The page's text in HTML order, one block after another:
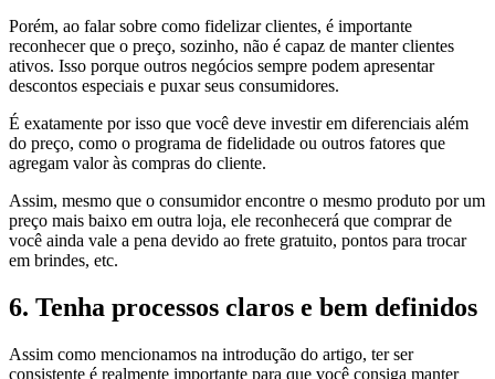
Porém, ao falar sobre como fidelizar clientes, é importante
reconhecer que o preço, sozinho, não é capaz de manter clientes
ativos. Isso porque outros negócios sempre podem apresentar
descontos especiais e puxar seus consumidores.
É exatamente por isso que você deve investir em diferenciais além
do preço, como o programa de fidelidade ou outros fatores que
agregam valor às compras do cliente.
Assim, mesmo que o consumidor encontre o mesmo produto por um
preço mais baixo em outra loja, ele reconhecerá que comprar de
você ainda vale a pena devido ao frete gratuito, pontos para trocar
em brindes, etc.
6. Tenha processos claros e bem definidos
Assim como mencionamos na introdução do artigo, ter ser
consistente é realmente importante para que você consiga manter